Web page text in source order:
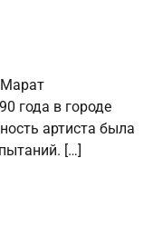
года в городе
артиста была
[…]